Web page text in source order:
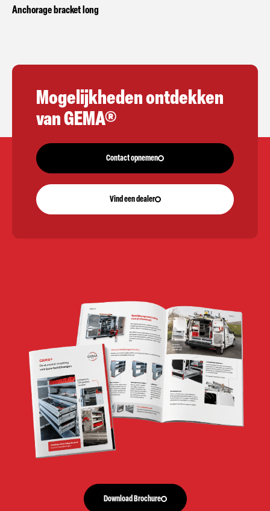
Anchorage bracket long
Mogelijkheden ontdekken
van GEMA®
Contact opnemen
Vind een dealer
Download Brochure